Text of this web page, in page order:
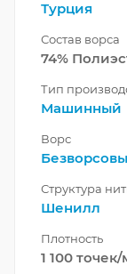
Турция
Состав ворса
74%
Тип
Машинный
Ворс
Структура
Шенилл
Плотность
1 100 точек/